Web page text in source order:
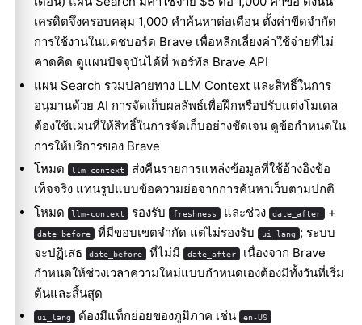
เครดิตจึงครอบคลุม 1,000 คำค้นหาต่อเดือน ตั้งค่าขีดจำกัด
การใช้งานในแดชบอร์ด Brave เพื่อหลีกเลี่ยงค่าใช้จ่ายที่ไม่
คาดคิด ดูแผนปัจจุบันได้ที่ พอร์ทัล Brave API
แผน Search รวมปลายทาง LLM Context และสิทธิ์ในการ
อนุมานด้วย AI การจัดเก็บผลลัพธ์เพื่อฝึกหรือปรับแต่งโมเดล
ต้องใช้แผนที่ให้สิทธิ์ในการจัดเก็บอย่างชัดเจน ดูข้อกำหนดใน
การให้บริการของ Brave
โหมด
llm-context
ส่งคืนรายการแหล่งข้อมูลที่ใช้อ้างอิงข้อ
เท็จจริง แทนรูปแบบข้อความย่อจากการค้นหาเว็บตามปกติ
โหมด
llm-context รองรับ freshness และช่วง date_after +
date_before ที่มีขอบเขตจำกัด แต่ไม่รองรับ ui_lang ; ระบบ
จะปฏิเสธ
date_before ที่ไม่มี date_after เนื่องจาก Brave
กำหนดให้ช่วงเวลาความใหม่แบบกำหนดเองต้องมีทั้งวันที่เริ่ม
ต้นและสิ้นสุด
ui_lang ต้องมีแท็กย่อยของภูมิภาค เช่น en-US